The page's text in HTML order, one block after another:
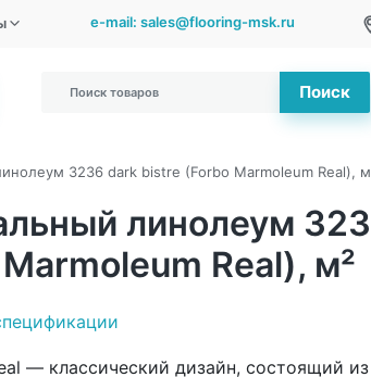
e-mail: sales@flooring-msk.ru
Поиск
3236 dark bistre (Forbo Marmoleum Real),
линолеум
Real), м²
— классический дизайн, состоящий